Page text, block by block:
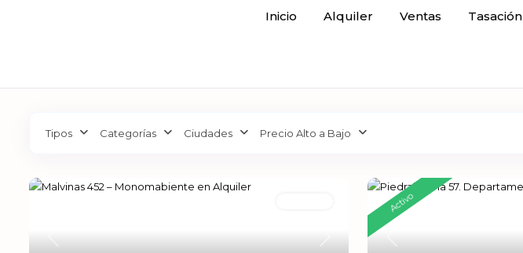
Inicio Alquiler Ventas Tasación
Tipos Categorías Ciudades Precio Alto a Bajo
Activo